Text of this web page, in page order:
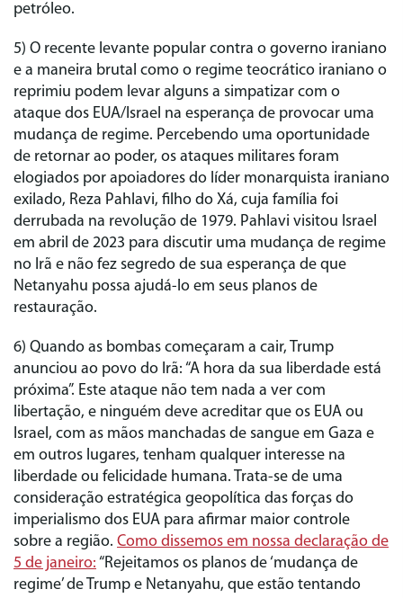
petróleo.
5) O recente levante popular contra o governo iraniano
e a maneira brutal como o regime teocrático iraniano o
reprimiu podem levar alguns a simpatizar com o
ataque dos EUA/Israel na esperança de provocar uma
mudança de regime. Percebendo uma oportunidade
de retornar ao poder, os ataques militares foram
elogiados por apoiadores do líder monarquista iraniano
exilado, Reza Pahlavi, filho do Xá, cuja família foi
derrubada na revolução de 1979. Pahlavi visitou Israel
em abril de 2023 para discutir uma mudança de regime
no Irã e não fez segredo de sua esperança de que
Netanyahu possa ajudá-lo em seus planos de
restauração.
6) Quando as bombas começaram a cair, Trump
anunciou ao povo do Irã: “A hora da sua liberdade está
próxima”. Este ataque não tem nada a ver com
libertação, e ninguém deve acreditar que os EUA ou
Israel, com as mãos manchadas de sangue em Gaza e
em outros lugares, tenham qualquer interesse na
liberdade ou felicidade humana. Trata-se de uma
consideração estratégica geopolítica das forças do
imperialismo dos EUA para afirmar maior controle
sobre a região. Como dissemos em nossa declaração de
5 de janeiro: “Rejeitamos os planos de ‘mudança de
regime’ de Trump e Netanyahu, que estão tentando